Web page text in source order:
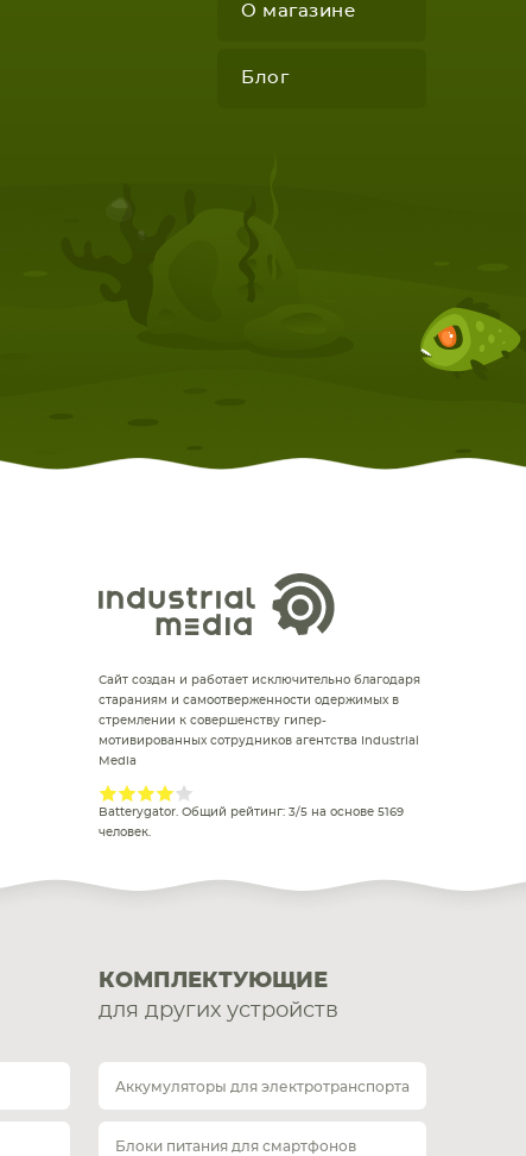
О магазине
Блог
Сайт создан и работает исключительно благодаря
стараниям и самоотверженности одержимых в
стремлении к совершенству гипер-
мотивированных сотрудников агентства Industrial
Media
Batterygator. Общий рейтинг: 3/5 на основе 5169
человек.
КОМПЛЕКТУЮЩИЕ
для других устройств
Аккумуляторы для электротранспорта
Блоки питания для смартфонов